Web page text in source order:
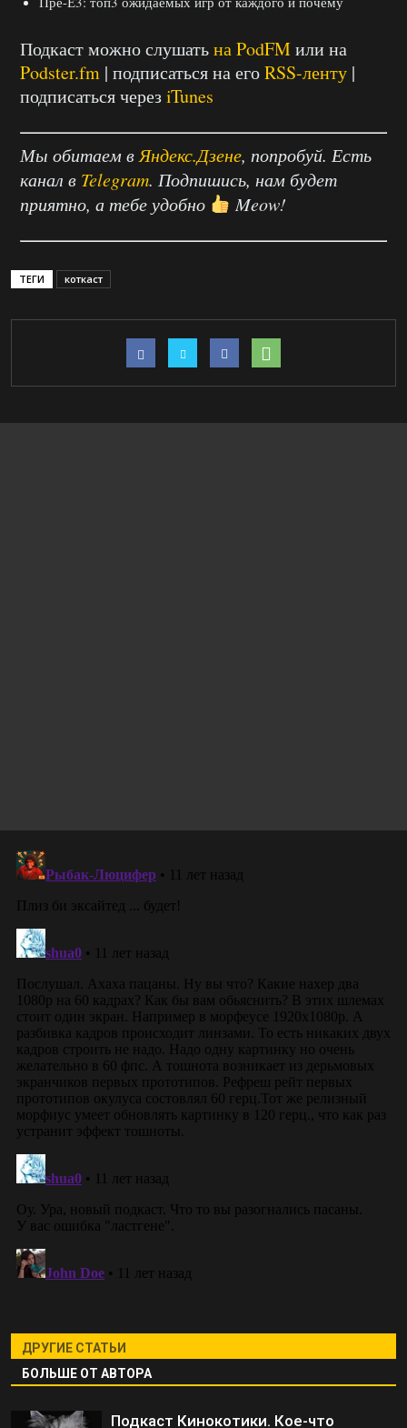
Подкаст можно слушатьна PodFM или на
Podster.fm | подписаться на егоRSS-ленту |
подписаться черезiTunes
Мы обитаем вЯндекс.Дзене, попробуй. Есть
канал в Telegram. Подпишись, нам будет
приятно, а тебе удобно
Meow!
ТЕГИ коткаст
ДРУГИЕ СТАТЬИ
БОЛЬШЕ ОТ АВТОРА
Подкаст Кинокотики. Кое-что